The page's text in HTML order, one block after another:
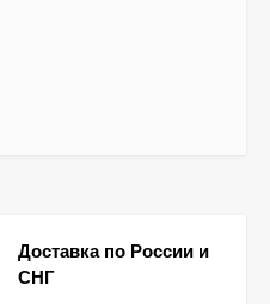
Доставка по России и
СНГ